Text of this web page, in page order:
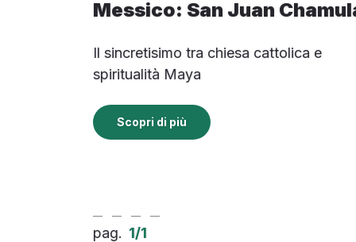
Messico: San Juan
Il sincretisimo tra chiesa cattolica e
spiritualità Maya
Scopri di più
pag. 1/1